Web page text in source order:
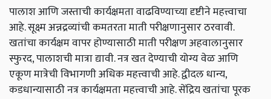
पालाश आणि जस्ताची कार्यक्षमता वाढविण्याच्या दृष्टीने महत्त्वाचा
आहे. सूक्ष्म अन्नद्रव्यांची कमतरता माती परीक्षणानुसार ठरवावी.
खतांचा कार्यक्षम वापर होण्यासाठी माती परीक्षण अहवालानुसार
स्फुरद, पालाशची मात्रा द्यावी. नत्र खत देण्याची योग्य वेळ आणि
एकूण मात्रेची विभागणी अधिक महत्त्वाची आहे. द्वीदल धान्य,
कडधान्यासाठी नत्र कार्यक्षमता महत्त्वाची आहे. सेंद्रिय खतांचा पूरक